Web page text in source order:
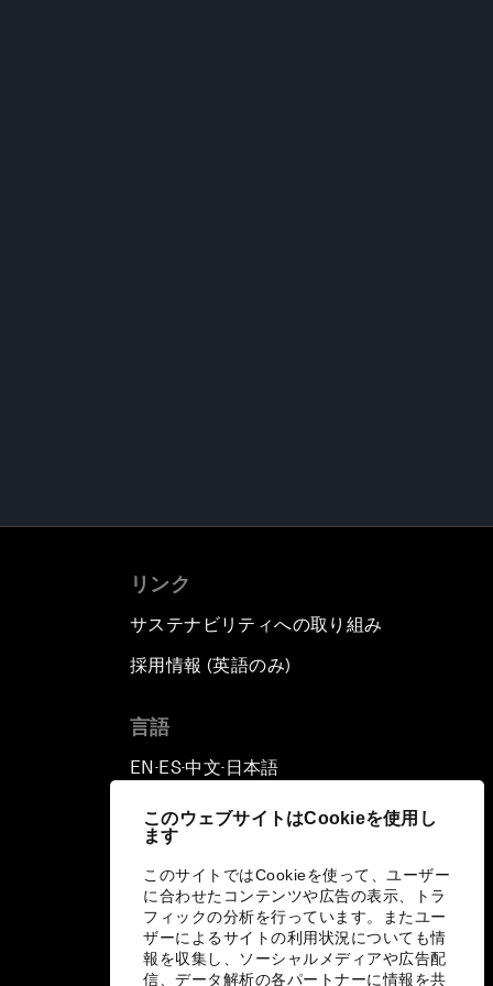
このウェブサイトはCookieを使用し
ます
このサイトではCookieを使って、ユーザー
に合わせたコンテンツや広告の表示、トラ
フィックの分析を行っています。またユー
ザーによるサイトの利用状況についても情
報を収集し、ソーシャルメディアや広告配
信、データ解析の各パートナーに情報を共
リンク
サステナビリティへの取り組み
採用情報 (英語のみ)
言語
EN ▪ES▪中文▪ 日本語